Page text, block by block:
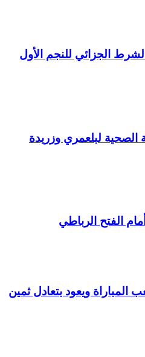
الشرط الجزائي للنجم الأول
لبلعمري وزريدة
الفتح الرباطي
المباراة ويعود بتعادل ثمين